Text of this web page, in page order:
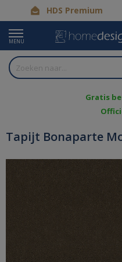
HDS Premium
MENU
Gratis
Tapijt Bonaparte